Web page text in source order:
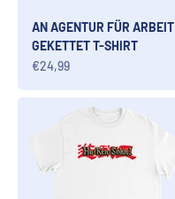
AN AGENTUR FÜR ARBEIT
GEKETTET T-SHIRT
Angebot
€24,99